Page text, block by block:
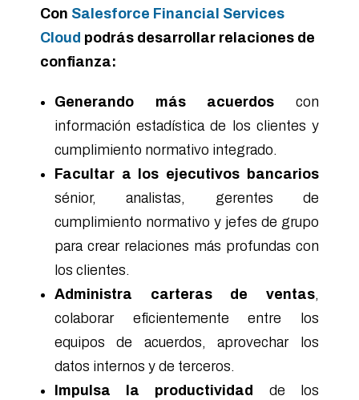
Con Salesforce Financial Services
Cloud podrás desarrollar relaciones de
confianza:
Generando más acuerdos con
información estadística de los clientes y
cumplimiento normativo integrado.
Facultar a los ejecutivos bancarios
sénior, analistas, gerentes de
cumplimiento normativo y jefes de grupo
para crear relaciones más profundas con
los clientes.
Administra carteras de ventas,
colaborar eficientemente entre los
equipos de acuerdos, aprovechar los
datos internos y de terceros.
Impulsa la productividad
de los